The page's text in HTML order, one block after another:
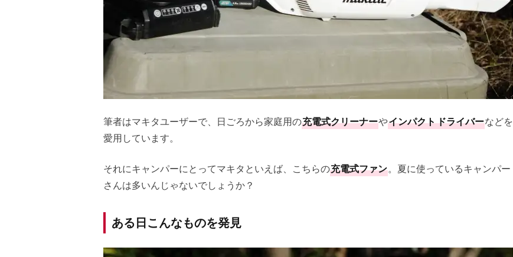
筆者はマキタユーザーで、日ごろから家庭用の充電式クリーナーやインパクトドライバーなどを
愛用しています。
それにキャンパーにとってマキタといえば、こちらの充電式ファン。夏に使っているキャンパー
さんは多いんじゃないでしょうか？
ある日こんなものを発見